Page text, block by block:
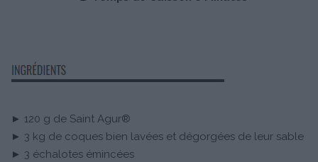
► 120 g de Saint Agur®
► 3 kg de coques bien lavées et dégorgées de leur sable
► 3 échalotes émincées